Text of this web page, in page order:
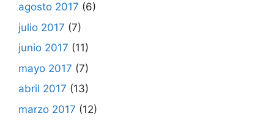
agosto 2017 (6)
julio 2017 (7)
junio 2017 (11)
mayo 2017 (7)
abril 2017 (13)
marzo 2017 (12)